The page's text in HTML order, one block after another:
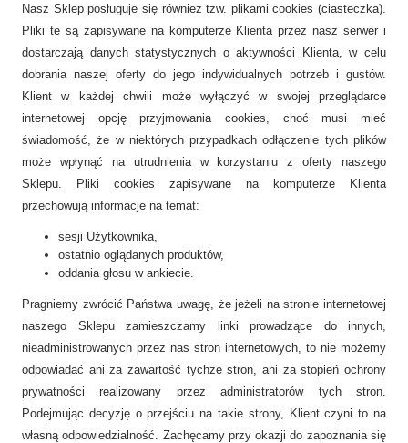
Nasz Sklep posługuje się również tzw. plikami cookies (ciasteczka).
Pliki te są zapisywane na komputerze Klienta przez nasz serwer i
dostarczają danych statystycznych o aktywności Klienta, w celu
dobrania naszej oferty do jego indywidualnych potrzeb i gustów.
Klient w każdej chwili może wyłączyć w swojej przeglądarce
internetowej opcję przyjmowania cookies, choć musi mieć
świadomość, że w niektórych przypadkach odłączenie tych plików
może wpłynąć na utrudnienia w korzystaniu z oferty naszego
Sklepu. Pliki cookies zapisywane na komputerze Klienta
przechowują informacje na temat:
sesji Użytkownika,
ostatnio oglądanych produktów,
oddania głosu w ankiecie.
Pragniemy zwrócić Państwa uwagę, że jeżeli na stronie internetowej
naszego Sklepu zamieszczamy linki prowadzące do innych,
nieadministrowanych przez nas stron internetowych, to nie możemy
odpowiadać ani za zawartość tychże stron, ani za stopień ochrony
prywatności realizowany przez administratorów tych stron.
Podejmując decyzję o przejściu na takie strony, Klient czyni to na
własną odpowiedzialność. Zachęcamy przy okazji do zapoznania się